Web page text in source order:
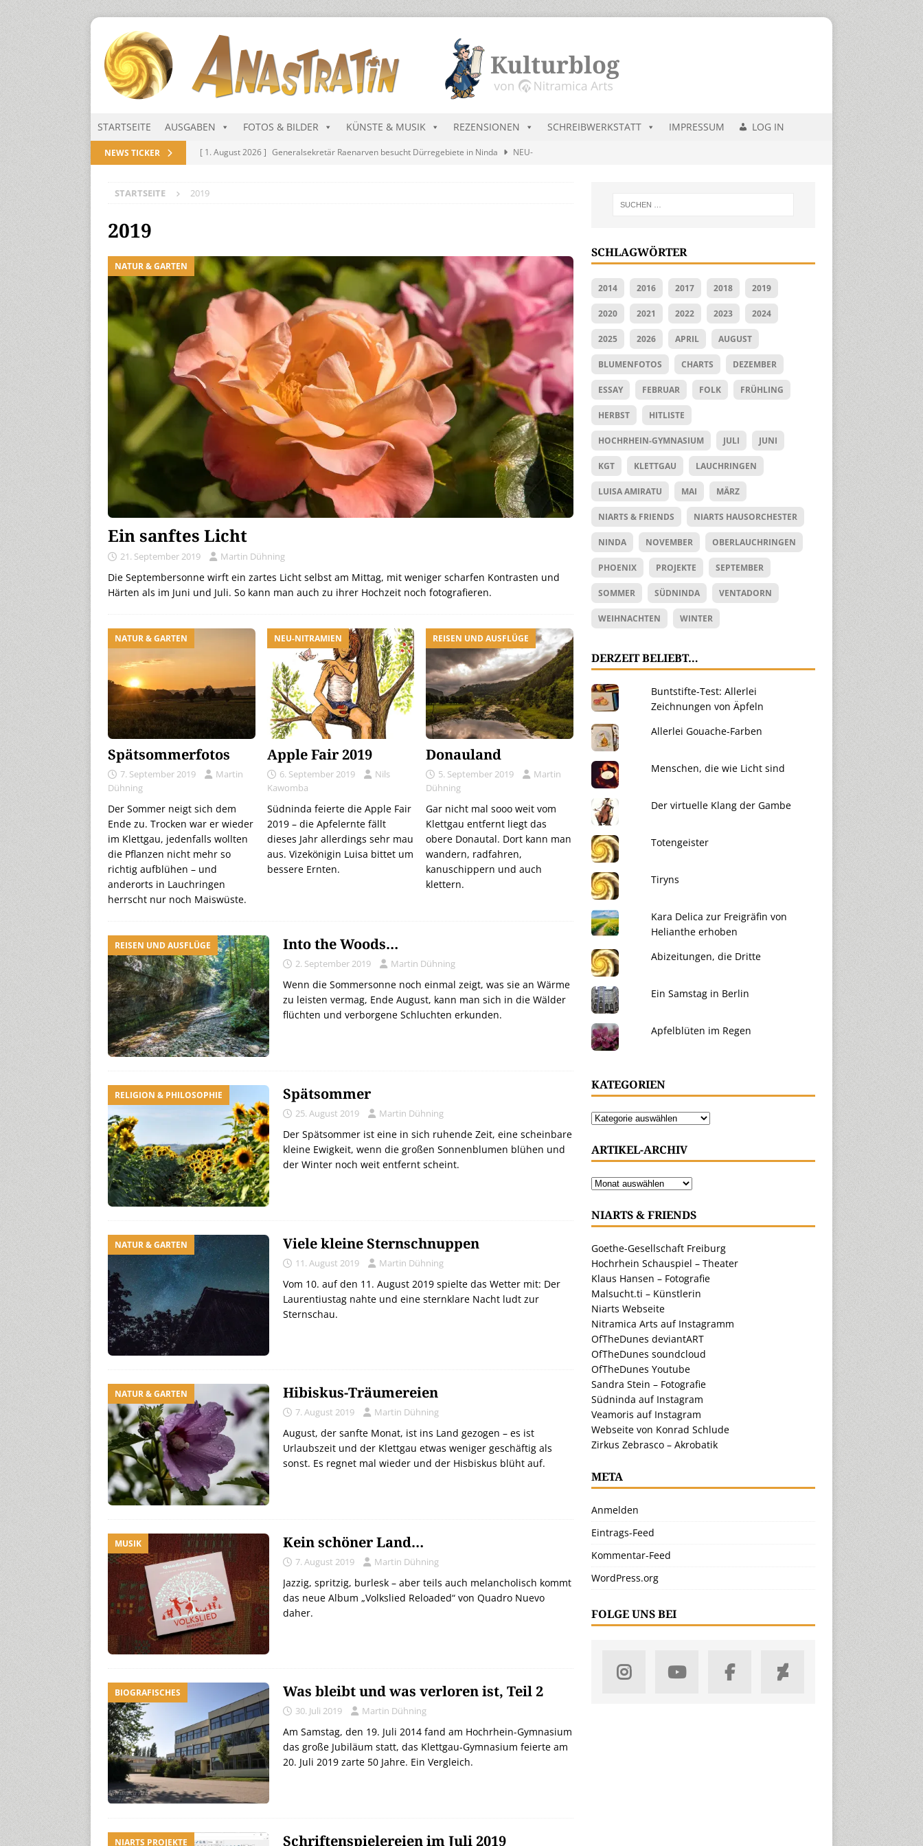
STARTSEITE AUSGABEN FOTOS & BILDER KÜNSTE & MUSIK REZENSIONEN SCHREIBWERKSTATT IMPRESSUM LOG IN
NEWS TICKER [ 1. August 2026 ] Generalsekretär Raenarven besucht Dürregebiete in Ninda
NEU-
[ 1. August 2026 ]
[ 1. August 2026 ] Die Niarts Charts im August 2026 MUSIK
STARTSEITE 2019
2019
NATUR & GARTEN
Ein sanftes Licht
21. September 2019 Martin Dühning
Die Septembersonne wirft ein zartes Licht selbst am Mittag, mit weniger scharfen Kontrasten und
Härten als im Juni und Juli. So kann man auch zu ihrer Hochzeit noch fotografieren.
NATUR & GARTEN
Spätsommerfotos
7. September 2019
Martin
Dühning
Der Sommer neigt sich dem
Ende zu. Trocken war er wieder
im Klettgau, jedenfalls wollten
die Pflanzen nicht mehr so
richtig aufblühen – und
anderorts in Lauchringen
herrscht nur noch Maiswüste.
NEU-NITRAMIEN
Apple Fair 2019
6. September 2019
Nils
Kawomba
Südninda feierte die Apple Fair
2019 – die Apfelernte fällt
dieses Jahr allerdings sehr mau
aus. Vizekönigin Luisa bittet um
bessere Ernten.
REISEN UND AUSFLÜGE
Donauland
5. September 2019
Martin
Dühning
Gar nicht mal sooo weit vom
Klettgau entfernt liegt das
obere Donautal. Dort kann man
wandern, radfahren,
kanuschippern und auch
klettern.
REISEN UND AUSFLÜGE Into the Woods…
2. September 2019 Martin Dühning
Wenn die Sommersonne noch einmal zeigt, was sie an Wärme
zu leisten vermag, Ende August, kann man sich in die Wälder
flüchten und verborgene Schluchten erkunden.
RELIGION & PHILOSOPHIE Spätsommer
25. August 2019 Martin Dühning
Der Spätsommer ist eine in sich ruhende Zeit, eine scheinbare
kleine Ewigkeit, wenn die großen Sonnenblumen blühen und
der Winter noch weit entfernt scheint.
NATUR & GARTEN Viele kleine Sternschnuppen
11. August 2019 Martin Dühning
Vom 10. auf den 11. August 2019 spielte das Wetter mit: Der
Laurentiustag nahte und eine sternklare Nacht ludt zur
Sternschau.
NATUR & GARTEN Hibiskus-Träumereien
7. August 2019 Martin Dühning
August, der sanfte Monat, ist ins Land gezogen – es ist
Urlaubszeit und der Klettgau etwas weniger geschäftig als
sonst. Es regnet mal wieder und der Hisbiskus blüht auf.
MUSIK Kein schöner Land…
7. August 2019 Martin Dühning
Jazzig, spritzig, burlesk – aber teils auch melancholisch kommt
das neue Album „Volkslied Reloaded“ von Quadro Nuevo
daher.
BIOGRAFISCHES Was bleibt und was verloren ist, Teil 2
30. Juli 2019 Martin Dühning
Am Samstag, den 19. Juli 2014 fand am Hochrhein-Gymnasium
das große Jubiläum statt, das Klettgau-Gymnasium feierte am
20. Juli 2019 zarte 50 Jahre. Ein Vergleich.
NIARTS PROJEKTE Schriftenspielereien im Juli 2019
SCHLAGWÖRTER
2014 2016 2017 2018 2019
2020 2021 2022 2023 2024
2025 2026 APRIL AUGUST
BLUMENFOTOS CHARTS DEZEMBER
ESSAY FEBRUAR FOLK FRÜHLING
HERBST HITLISTE
HOCHRHEIN-GYMNASIUM JULI JUNI
KGT KLETTGAU LAUCHRINGEN
LUISA AMIRATU MAI MÄRZ
NIARTS & FRIENDS NIARTS HAUSORCHESTER
NINDA NOVEMBER OBERLAUCHRINGEN
PHOENIX PROJEKTE SEPTEMBER
SOMMER SÜDNINDA VENTADORN
WEIHNACHTEN WINTER
DERZEIT BELIEBT…
Buntstifte-Test: Allerlei
Zeichnungen von Äpfeln
Allerlei Gouache-Farben
Menschen, die wie Licht sind
Der virtuelle Klang der Gambe
Totengeister
Tiryns
Kara Delica zur Freigräfin von
Helianthe erhoben
Abizeitungen, die Dritte
Ein Samstag in Berlin
Apfelblüten im Regen
KATEGORIEN
ARTIKEL-ARCHIV
NIARTS & FRIENDS
Goethe-Gesellschaft Freiburg
Hochrhein Schauspiel – Theater
Klaus Hansen – Fotografie
Malsucht.ti – Künstlerin
Niarts Webseite
Nitramica Arts auf Instagramm
OfTheDunes deviantART
OfTheDunes soundcloud
OfTheDunes Youtube
Sandra Stein – Fotografie
Südninda auf Instagram
Veamoris auf Instagram
Webseite von Konrad Schlude
Zirkus Zebrasco – Akrobatik
META
Anmelden
Eintrags-Feed
Kommentar-Feed
WordPress.org
FOLGE UNS BEI